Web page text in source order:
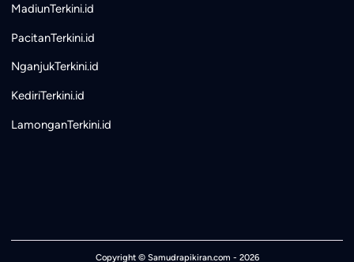
MadiunTerkini.id
PacitanTerkini.id
NganjukTerkini.id
KediriTerkini.id
LamonganTerkini.id
Copyright © Samudrapikiran.com - 2026